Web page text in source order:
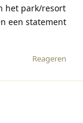
het park/resort
een statement
Reageren